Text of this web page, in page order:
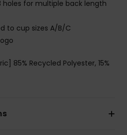
holes for multiple back length
to cup sizes A/B/C
85% Recycled Polyester, 15%